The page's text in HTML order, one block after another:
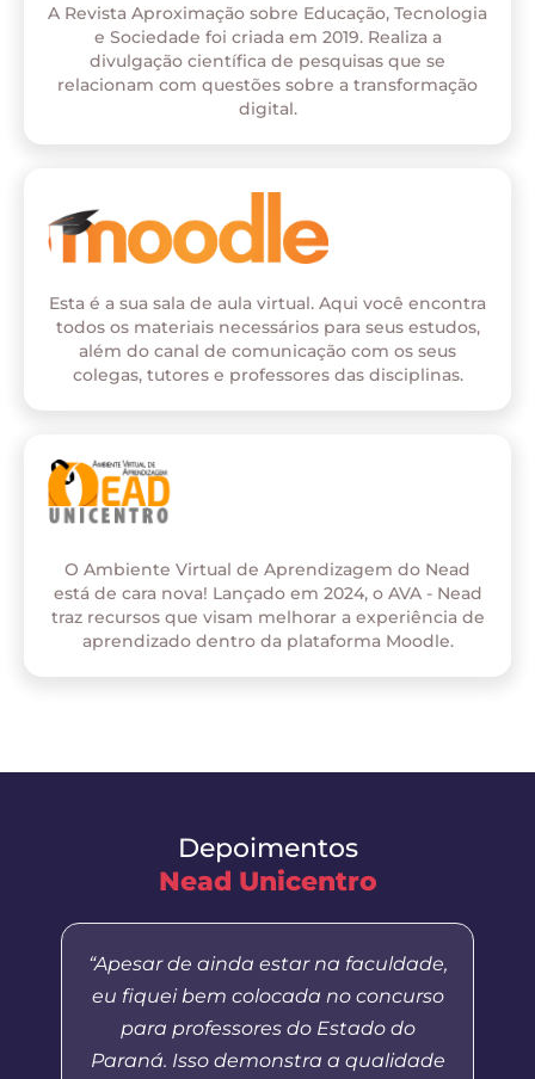
A Revista Aproximação sobre Educação, Tecnologia
e Sociedade foi criada em 2019. Realiza a
divulgação científica de pesquisas que se
relacionam com questões sobre a transformação
digital.
Esta é a sua sala de aula virtual. Aqui você encontra
todos os materiais necessários para seus estudos,
além do canal de comunicação com os seus
colegas, tutores e professores das disciplinas.
O Ambiente Virtual de Aprendizagem do Nead
está de cara nova! Lançado em 2024, o AVA - Nead
traz recursos que visam melhorar a experiência de
aprendizado dentro da plataforma Moodle.
Depoimentos
Nead Unicentro
“Apesar de ainda estar na faculdade,
eu fiquei bem colocada no concurso
para professores do Estado do
Paraná. Isso demonstra a qualidade